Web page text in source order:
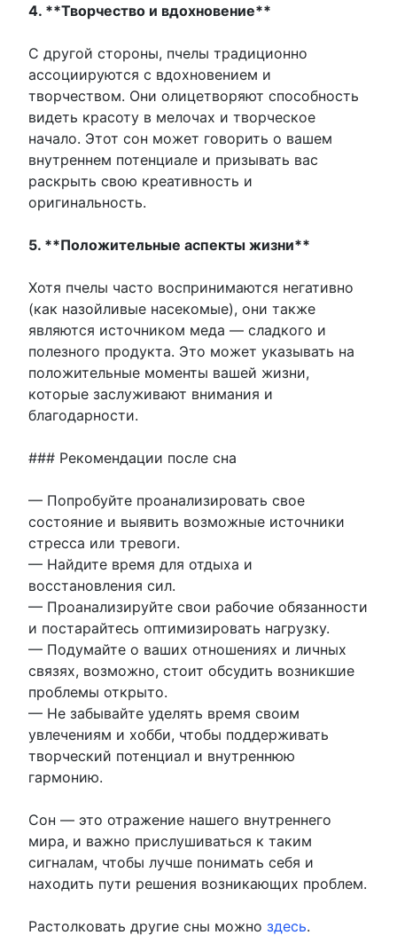
4. **Творчество и вдохновение**
С другой стороны, пчелы традиционно
ассоциируются с вдохновением и
творчеством. Они олицетворяют способность
видеть красоту в мелочах и творческое
начало. Этот сон может говорить о вашем
внутреннем потенциале и призывать вас
раскрыть свою креативность и
оригинальность.
5. **Положительные аспекты жизни**
Хотя пчелы часто воспринимаются негативно
(как назойливые насекомые), они также
являются источником меда — сладкого и
полезного продукта. Это может указывать на
положительные моменты вашей жизни,
которые заслуживают внимания и
благодарности.
### Рекомендации после сна
— Попробуйте проанализировать свое
состояние и выявить возможные источники
стресса или тревоги.
— Найдите время для отдыха и
восстановления сил.
— Проанализируйте свои рабочие обязанности
и постарайтесь оптимизировать нагрузку.
— Подумайте о ваших отношениях и личных
связях, возможно, стоит обсудить возникшие
проблемы открыто.
— Не забывайте уделять время своим
увлечениям и хобби, чтобы поддерживать
творческий потенциал и внутреннюю
гармонию.
Сон — это отражение нашего внутреннего
мира, и важно прислушиваться к таким
сигналам, чтобы лучше понимать себя и
находить пути решения возникающих проблем.
Растолковать другие сны можно здесь.